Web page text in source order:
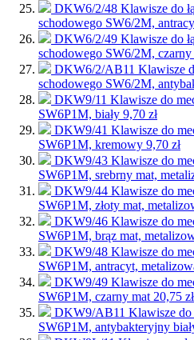
DKW6/2/48 Klawisze do
schodowego SW6/2M,
DKW6/2/49 Klawisze do
schodowego SW6/2M, czarny
DKW6/2/AB11 Klawisze
schodowego SW6/2M,
DKW9/11 Klawisze do
SW6P1M, biały 9,70 zł
DKW9/41 Klawisze do
SW6P1M, kremowy 9,70 zł
DKW9/43 Klawisze do
SW6P1M, srebrny mat,
DKW9/44 Klawisze do
SW6P1M, złoty mat,
DKW9/46 Klawisze do
SW6P1M, brąz mat,
DKW9/48 Klawisze do
SW6P1M, antracyt,
DKW9/49 Klawisze do
SW6P1M, czarny mat 20,75 zł
DKW9/AB11 Klawisze
SW6P1M, antybakteryjny